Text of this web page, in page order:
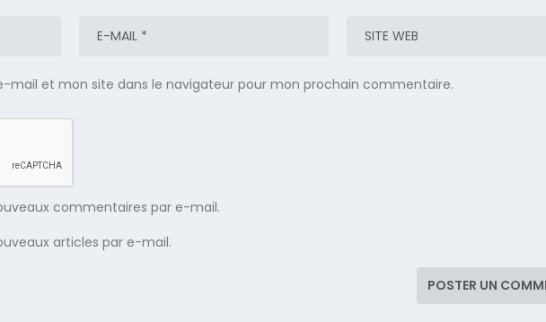
mail et mon site dans le navigateur pour mon prochain commentaire.
commentaires par e-mail.
articles par e-mail.